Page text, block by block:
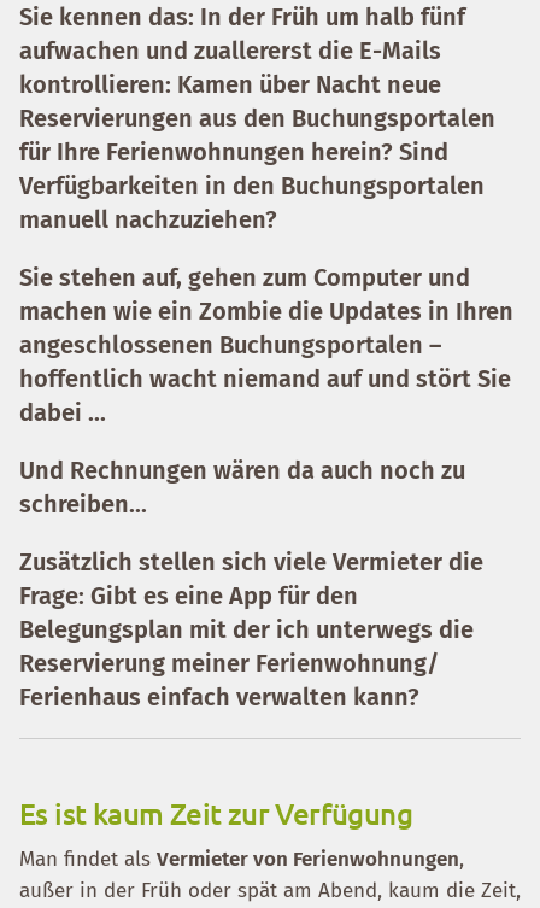
Sie kennen das: In der Früh um halb fünf
aufwachen und zuallererst die E-Mails
kontrollieren: Kamen über Nacht neue
Reservierungen aus den Buchungsportalen
für Ihre Ferienwohnungen herein? Sind
Verfügbarkeiten in den Buchungsportalen
manuell nachzuziehen?
Sie stehen auf, gehen zum Computer und
machen wie ein Zombie die Updates in Ihren
angeschlossenen Buchungsportalen –
hoffentlich wacht niemand auf und stört Sie
dabei ...
Und Rechnungen wären da auch noch zu
schreiben...
Zusätzlich stellen sich viele Vermieter die
Frage: Gibt es eine App für den
Belegungsplan mit der ich unterwegs die
Reservierung meiner Ferienwohnung/
Ferienhaus einfach verwalten kann?
Es ist kaum Zeit zur Verfügung
Man findet als Vermieter von Ferienwohnungen,
außer in der Früh oder spät am Abend, kaum die Zeit,